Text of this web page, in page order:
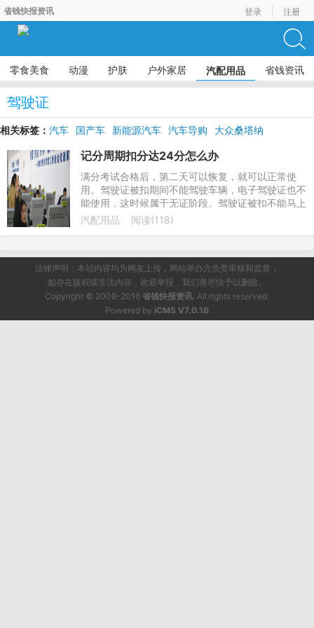
省钱快报资讯 登录 注册
零食美食 动漫 护肤 户外家居 汽配用品 省钱资讯
驾驶证
相关标签： 汽车 国产车 新能源汽车 汽车导购 大众桑塔纳
记分周期扣分达24分怎么办
满分考试合格后，第二天可以恢复，就可以正常使
用。驾驶证被扣期间不能驾驶车辆，电子驾驶证也不
能使用，这时候属于无证阶段。驾驶证被扣不能马上
考试，需要先报名科目一培训，最快七天后参加考
汽配用品 阅读(118)
法律声明：本站内容均为网友上传，网站举办方负责审核和监督，
如存在版权或非法内容，欢迎举报，我们将尽快予以删除。
Copyright © 2008-2016 省钱快报资讯. All rights reserved.
Powered by iCMS V7.0.16